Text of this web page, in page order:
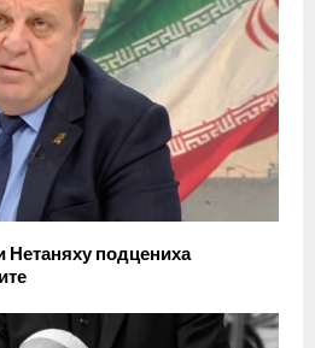
Нетаняху подцениха